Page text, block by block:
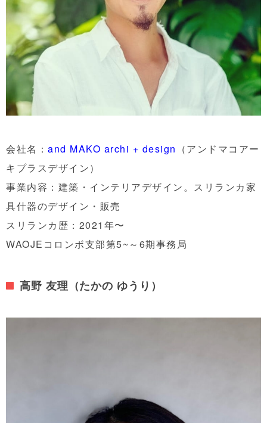
会社名： and MAKO archi + design （アンドマコアー
キプラスデザイン）
事業内容：建築・インテリアデザイン。スリランカ家
具什器のデザイン・販売
スリランカ歴：2021年〜
WAOJEコロンボ支部第5~～6期事務局
高野 友理（たかの ゆうり）